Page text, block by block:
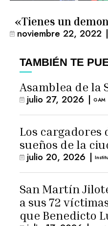
«Tienes un
noviembre 22, 2022 |
TAMBIÉN TE
Asamblea de la
julio 27, 2026 | GAM
Los cargadores
sueños de la
julio 20, 2026 |
San Martín
a sus 72
que Benedicto